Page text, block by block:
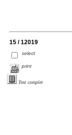
15 / 12019
select
print
Text complet